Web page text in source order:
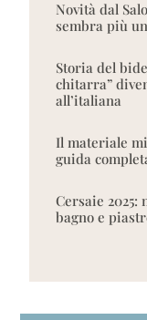
Novità dal
sembra più
Storia del
chitarra”
all’italiana
Il materiale
guida
Cersaie
bagno e